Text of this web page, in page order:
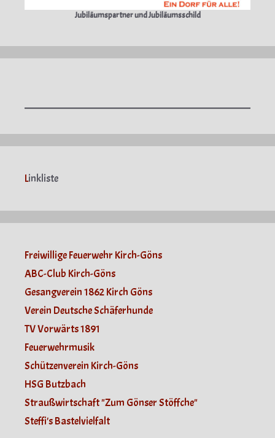
Jubiläumspartner und Jubiläumsschild
Linkliste
Freiwillige Feuerwehr Kirch-Göns
ABC-Club Kirch-Göns
Gesangverein 1862 Kirch Göns
Verein Deutsche Schäferhunde
TV Vorwärts 1891
Feuerwehrmusik
Schützenverein Kirch-Göns
HSG Butzbach
Straußwirtschaft "Zum Gönser Stöffche"
Steffi's Bastelvielfalt